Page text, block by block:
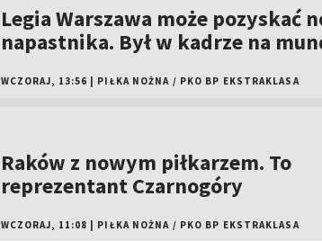
Legia Warszawa może pozyskać
napastnika. Był w kadrze na
WCZORAJ, 13:56 PIŁKA NOŻNA / PKO BP EKSTRAKLASA
Raków z nowym piłkarzem. To
reprezentant Czarnogóry
WCZORAJ, 11:08 PIŁKA NOŻNA / PKO BP EKSTRAKLASA